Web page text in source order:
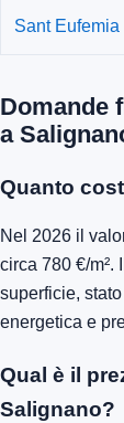
Sant Eufemia
Domande
a
Quanto
Nel 2026 il
circa 780 €/m².
superficie,
energetica e
Qual è il
Salignano?